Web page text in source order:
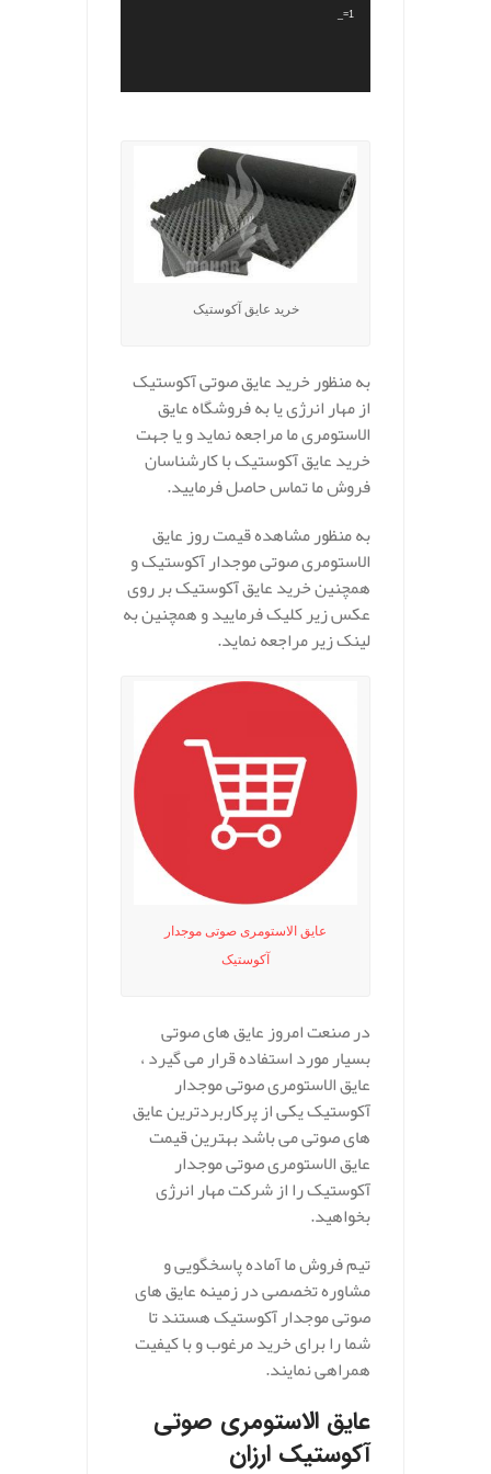
_=1
خرید عایق آکوستیک
به منظور خرید عایق صوتی آکوستیک
از مهار انرژی یا به فروشگاه عایق
الاستومری ما مراجعه نماید و یا جهت
خرید عایق آکوستیک با کارشناسان
فروش ما تماس حاصل فرمایید.
به منظور مشاهده قیمت روز عایق
الاستومری صوتی موجدار آکوستیک و
همچنین خرید عایق آکوستیک بر روی
عکس زیر کلیک فرمایید و همچنین به
لینک زیر مراجعه نماید.
عایق الاستومری صوتی موجدار
آکوستیک
در صنعت امروز عایق های صوتی
بسیار مورد استفاده قرار می گیرد ،
عایق الاستومری صوتی موجدار
آکوستیک یکی از پرکاربردترین عایق
های صوتی می باشد بهترین قیمت
عایق الاستومری صوتی موجدار
آکوستیک را از شرکت مهار انرژی
بخواهید.
تیم فروش ما آماده پاسخگویی و
مشاوره تخصصی در زمینه عایق های
صوتی موجدار آکوستیک هستند تا
شما را برای خرید مرغوب و با کیفیت
همراهی نمایند.
عایق الاستومری صوتی
آکوستیک ارزان